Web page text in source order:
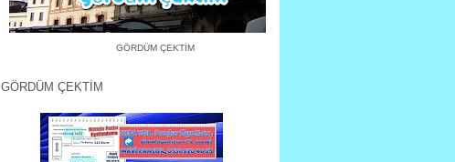
GÖRDÜM ÇEKTİM
GÖRDÜM ÇEKTİM